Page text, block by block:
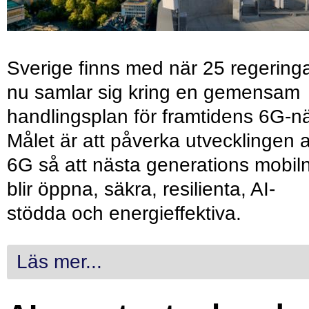
Sverige finns med när 25
nu samlar sig kring en gemensam
handlingsplan för framtidens 6G-
Målet är att påverka utvecklingen
6G så att nästa generations
blir öppna, säkra, resilienta, AI-
stödda och energieffektiva.
Läs mer...